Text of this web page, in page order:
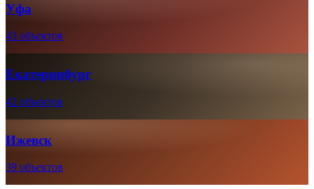
Уфа
43 объектов
Екатеринбург
42 объектов
Ижевск
39 объектов